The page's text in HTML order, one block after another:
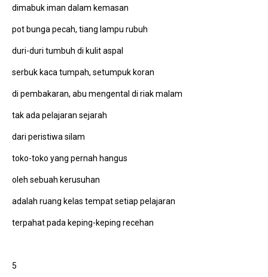
dimabuk iman dalam kemasan
pot bunga pecah, tiang lampu rubuh
duri-duri tumbuh di kulit aspal
serbuk kaca tumpah, setumpuk koran
di pembakaran, abu mengental di riak malam
tak ada pelajaran sejarah
dari peristiwa silam
toko-toko yang pernah hangus
oleh sebuah kerusuhan
adalah ruang kelas tempat setiap pelajaran
terpahat pada keping-keping recehan
5